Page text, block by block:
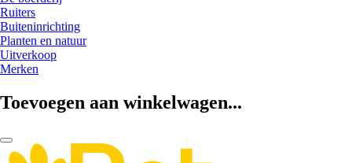
Ruiters
Buiteninrichting
Planten en natuur
Uitverkoop
Merken
Toevoegen aan winkelwagen...